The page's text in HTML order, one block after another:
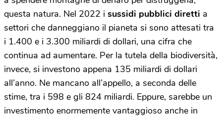
questa natura. Nel 2022 i sussidi pubblici diretti a
settori che danneggiano il pianeta si sono attesati tra
i 1.400 e i 3.300 miliardi di dollari, una cifra che
continua ad aumentare. Per la tutela della biodiversità,
invece, si investono appena 135 miliardi di dollari
all’anno. Ne mancano all’appello, a seconda delle
stime, tra i 598 e gli 824 miliardi. Eppure, sarebbe un
investimento enormemente vantaggioso anche in